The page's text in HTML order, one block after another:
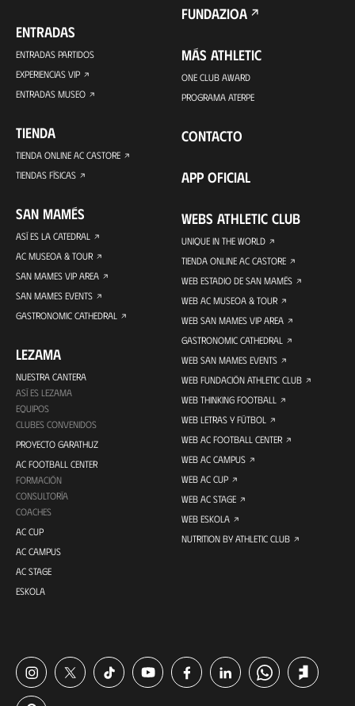
ENTRADAS
ENTRADAS PARTIDOS
EXPERIENCIAS VIP
ENTRADAS MUSEO
TIENDA
TIENDA ONLINE AC CASTORE
TIENDAS FÍSICAS
SAN MAMÉS
ASÍ ES LA CATEDRAL
AC MUSEOA & TOUR
SAN MAMES VIP AREA
SAN MAMES EVENTS
GASTRONOMIC CATHEDRAL
LEZAMA
NUESTRA CANTERA
ASÍ ES LEZAMA
EQUIPOS
CLUBES CONVENIDOS
PROYECTO GARATHUZ
AC FOOTBALL CENTER
FORMACIÓN
CONSULTORÍA
COACHES
AC CUP
AC CAMPUS
AC STAGE
ESKOLA
FUNDAZIOA
MÁS ATHLETIC
ONE CLUB AWARD
PROGRAMA ATERPE
CONTACTO
APP OFICIAL
WEBS ATHLETIC CLUB
UNIQUE IN THE WORLD
TIENDA ONLINE AC CASTORE
WEB ESTADIO DE SAN MAMÉS
WEB AC MUSEOA & TOUR
WEB SAN MAMES VIP AREA
GASTRONOMIC CATHEDRAL
WEB SAN MAMES EVENTS
WEB FUNDACIÓN ATHLETIC CLUB
WEB THINKING FOOTBALL
WEB LETRAS Y FÚTBOL
WEB AC FOOTBALL CENTER
WEB AC CAMPUS
WEB AC CUP
WEB AC STAGE
WEB ESKOLA
NUTRITION BY ATHLETIC CLUB